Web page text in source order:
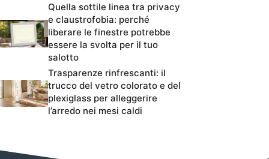
Quella sottile linea tra privacy
e claustrofobia: perché
liberare le finestre potrebbe
essere la svolta per il tuo
salotto
Trasparenze rinfrescanti: il
trucco del vetro colorato e del
plexiglass per alleggerire
l’arredo nei mesi caldi